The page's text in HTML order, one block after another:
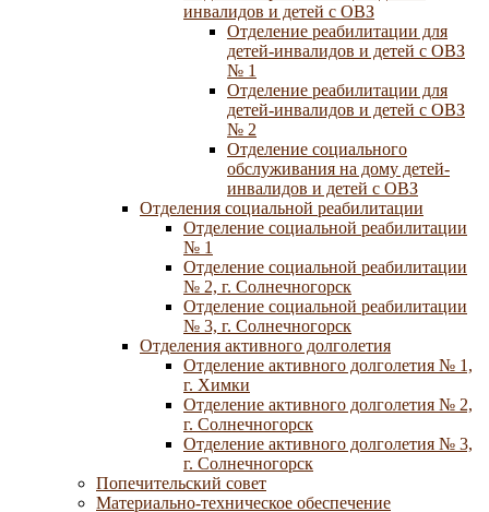
инвалидов и детей с ОВЗ
Отделение реабилитации для
детей-инвалидов и детей с ОВЗ
№ 1
Отделение реабилитации для
детей-инвалидов и детей с ОВЗ
№ 2
Отделение социального
обслуживания на дому детей-
инвалидов и детей с ОВЗ
Отделения социальной реабилитации
Отделение социальной реабилитации
№ 1
Отделение социальной реабилитации
№ 2, г. Солнечногорск
Отделение социальной реабилитации
№ 3, г. Солнечногорск
Отделения активного долголетия
Отделение активного долголетия № 1,
г. Химки
Отделение активного долголетия № 2,
г. Солнечногорск
Отделение активного долголетия № 3,
г. Солнечногорск
Попечительский совет
Материально-техническое обеспечение